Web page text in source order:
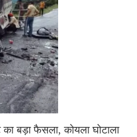
का बड़ा फैसला, कोयला घोटाला